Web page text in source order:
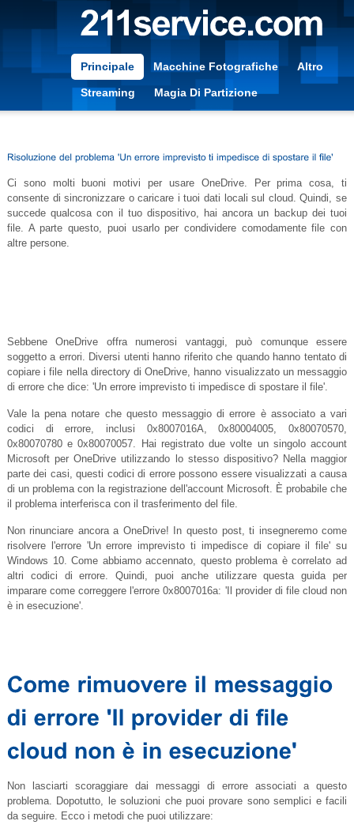
Principale Macchine Fotografiche Altro
Streaming Magia Di Partizione
Ci sono molti buoni motivi per usare OneDrive. Per prima cosa, ti
consente di sincronizzare o caricare i tuoi dati locali sul cloud. Quindi, se
succede qualcosa con il tuo dispositivo, hai ancora un backup dei tuoi
file. A parte questo, puoi usarlo per condividere comodamente file con
altre persone.
Sebbene OneDrive offra numerosi vantaggi, può comunque essere
soggetto a errori. Diversi utenti hanno riferito che quando hanno tentato di
copiare i file nella directory di OneDrive, hanno visualizzato un messaggio
di errore che dice: 'Un errore imprevisto ti impedisce di spostare il file'.
Vale la pena notare che questo messaggio di errore è associato a vari
codici di errore, inclusi 0x8007016A, 0x80004005, 0x80070570,
0x80070780 e 0x80070057. Hai registrato due volte un singolo account
Microsoft per OneDrive utilizzando lo stesso dispositivo? Nella maggior
parte dei casi, questi codici di errore possono essere visualizzati a causa
di un problema con la registrazione dell'account Microsoft. È probabile che
il problema interferisca con il trasferimento del file.
Non rinunciare ancora a OneDrive! In questo post, ti insegneremo come
risolvere l'errore 'Un errore imprevisto ti impedisce di copiare il file' su
Windows 10. Come abbiamo accennato, questo problema è correlato ad
altri codici di errore. Quindi, puoi anche utilizzare questa guida per
imparare come correggere l'errore 0x8007016a: 'Il provider di file cloud non
è in esecuzione'.
Non lasciarti scoraggiare dai messaggi di errore associati a questo
problema. Dopotutto, le soluzioni che puoi provare sono semplici e facili
da seguire. Ecco i metodi che puoi utilizzare: